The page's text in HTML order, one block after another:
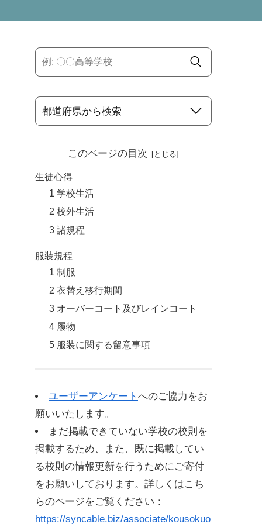
このページの目次
生徒心得
1 学校生活
2 校外生活
3 諸規程
服装規程
1 制服
2 衣替え移行期間
3 オーバーコート及びレインコート
4 履物
5 服装に関する留意事項
バイク使用許可規程
アルバイト許可規程
体育施設使用規程
生徒会会則
第1章総則
ユーザーアンケート へのご協力をお
願いいたします。
まだ掲載できていない学校の校則を
掲載するため、また、既に掲載してい
る校則の情報更新を行うためにご寄付
をお願いしております。詳しくはこち
らのページをご覧ください：
https://syncable.biz/associate/kousokuo